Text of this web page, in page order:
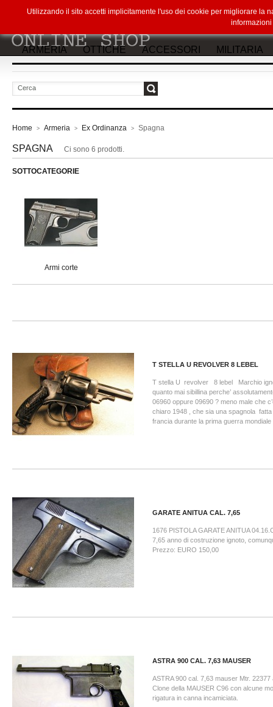
ARMERIA OTTICHE ACCESSORI MILITARIA
Home > Armeria > Ex Ordinanza > Spagna
SPAGNA Ci sono 6 prodotti.
SOTTOCATEGORIE
Armi corte
T STELLA U REVOLVER 8 LEBEL
T stella U revolver 8 lebel Marchio
quanto mai sibillina perche’
06960 oppure 09690 ? meno male che
chiaro 1948 , che sia una spagnola
francia durante la prima guerra
GARATE ANITUA CAL. 7,65
1676 PISTOLA GARATE ANITUA
7,65 anno di costruzione ignoto,
Prezzo: EURO 150,00
ASTRA 900 CAL. 7,63 MAUSER
ASTRA 900 cal. 7,63 mauser Mtr. 22377
Clone della MAUSER C96 con alcune
rigatura in canna incamiciata.
Utilizzando il sito accetti implicitamente l'uso dei cookie per migliorare la
informazioni